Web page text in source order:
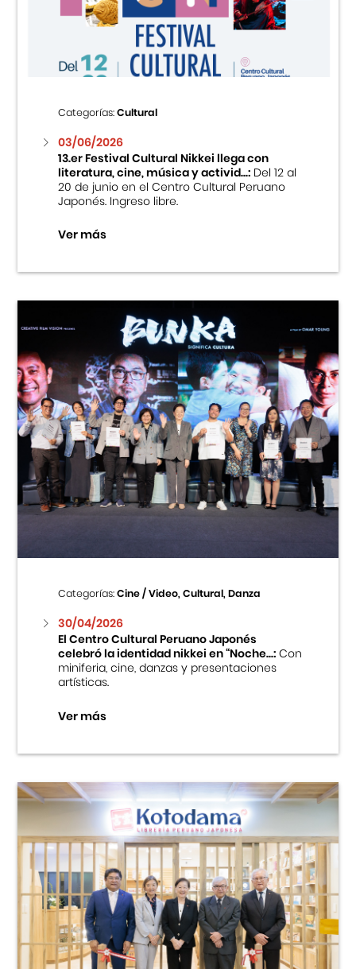
Centro Cultural Peruano Japonés
Cursos
Museo de la Inmigración Japonesa
Fondo Editorial
Teatro Peruano Japonés
Categorías:Cultural
03/06/2026
13.er Festival Cultural Nikkei llega con
literatura, cine, música y activid...:Del 12 al
20 de junio en el Centro Cultural Peruano
Japonés. Ingreso libre.
Ver más
Categorías:Cine / Video, Cultural, Danza
30/04/2026
El Centro Cultural Peruano Japonés
celebró la identidad nikkei en “Noche...:Con
miniferia, cine, danzas y presentaciones
artísticas.
Ver más